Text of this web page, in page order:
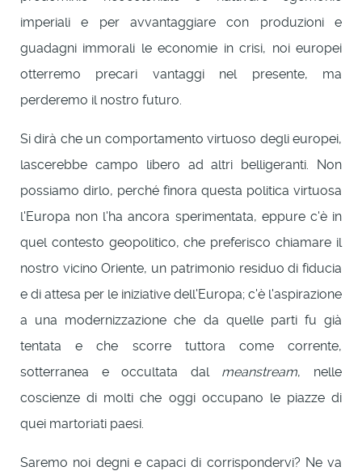
imperiali e per avvantaggiare con produzioni e
guadagni immorali le economie in crisi, noi europei
otterremo precari vantaggi nel presente, ma
perderemo il nostro futuro.
Si dirà che un comportamento virtuoso degli europei,
lascerebbe campo libero ad altri belligeranti. Non
possiamo dirlo, perché finora questa politica virtuosa
l'Europa non l'ha ancora sperimentata, eppure c'è in
quel contesto geopolitico, che preferisco chiamare il
nostro vicino Oriente, un patrimonio residuo di fiducia
e di attesa per le iniziative dell'Europa; c'è l'aspirazione
a una modernizzazione che da quelle parti fu già
tentata e che scorre tuttora come corrente,
sotterranea e occultata dal meanstream, nelle
coscienze di molti che oggi occupano le piazze di
quei martoriati paesi.
Saremo noi degni e capaci di corrispondervi? Ne va